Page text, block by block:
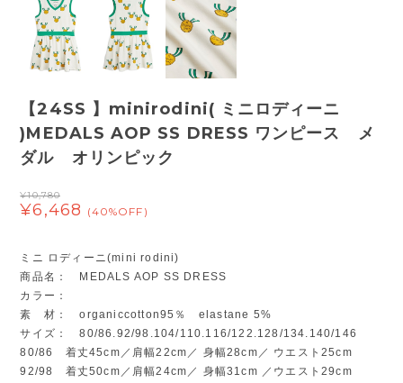
【24SS 】minirodini( ミニロディーニ
)MEDALS AOP SS DRESS ワンピース メ
ダル オリンピック
¥10,780
¥6,468 (40%OFF)
ミニ ロディーニ(mini rodini)
商品名： MEDALS AOP SS DRESS
カラー：
素 材： organiccotton95％ elastane 5%
サイズ： 80/86.92/98.104/110.116/122.128/134.140/146
80/86 着丈45cm／肩幅22cm／ 身幅28cm／ ウエスト25cm
92/98 着丈50cm／肩幅24cm／ 身幅31cm ／ウエスト29cm